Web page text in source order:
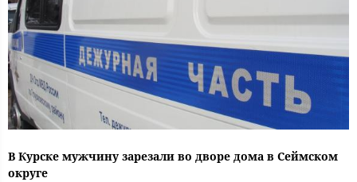
В Курске мужчину зарезали во дворе дома в Сеймском
округе